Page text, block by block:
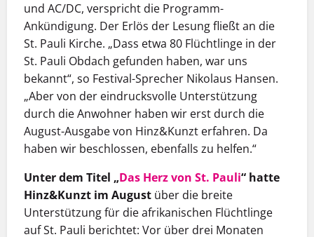
und AC/DC, verspricht die Programm-
Ankündigung. Der Erlös der Lesung fließt an die
St. Pauli Kirche. „Dass etwa 80 Flüchtlinge in der
St. Pauli Obdach gefunden haben, war uns
bekannt“, so Festival-Sprecher Nikolaus Hansen.
„Aber von der eindrucksvolle Unterstützung
durch die Anwohner haben wir erst durch die
August-Ausgabe von Hinz&Kunzt erfahren. Da
haben wir beschlossen, ebenfalls zu helfen.“
Unter dem Titel „Das Herz von St. Pauli“ hatte
Hinz&Kunzt im August über die breite
Unterstützung für die afrikanischen Flüchtlinge
auf St. Pauli berichtet: Vor über drei Monaten